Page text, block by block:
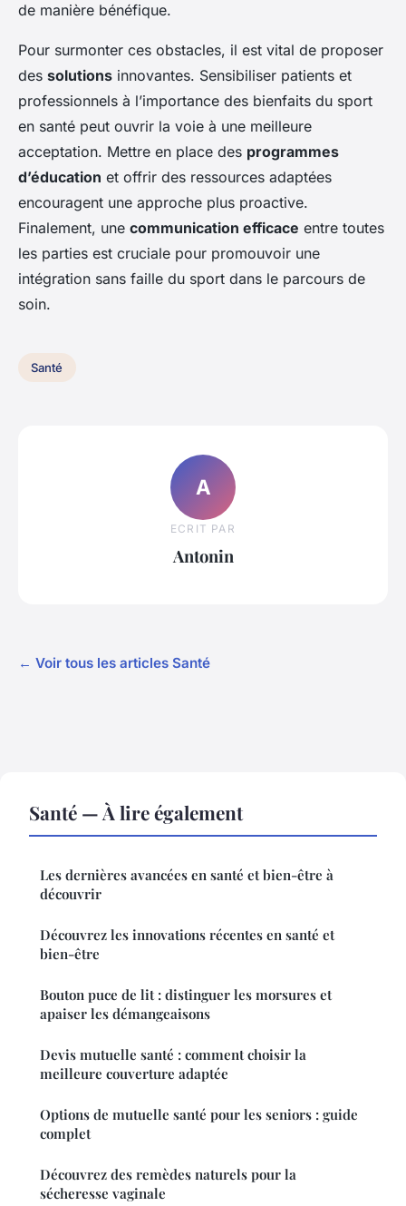
de manière bénéfique.
Pour surmonter ces obstacles, il est vital de proposer
des solutions innovantes. Sensibiliser patients et
professionnels à l’importance des bienfaits du sport
en santé peut ouvrir la voie à une meilleure
acceptation. Mettre en place des programmes
d’éducation et offrir des ressources adaptées
encouragent une approche plus proactive.
Finalement, une communication efficace entre toutes
les parties est cruciale pour promouvoir une
intégration sans faille du sport dans le parcours de
soin.
Santé
A
ECRIT PAR
Antonin
← Voir tous les articles Santé
Santé — À lire également
Les dernières avancées en santé et bien-être à
découvrir
Découvrez les innovations récentes en santé et
bien-être
Bouton puce de lit : distinguer les morsures et
apaiser les démangeaisons
Devis mutuelle santé : comment choisir la
meilleure couverture adaptée
Options de mutuelle santé pour les seniors : guide
complet
Découvrez des remèdes naturels pour la
sécheresse vaginale